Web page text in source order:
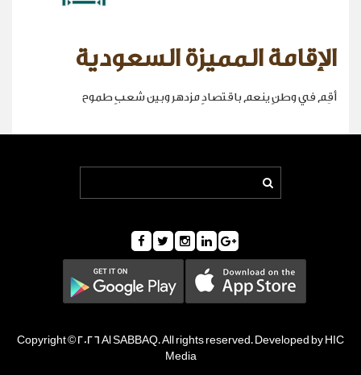
الإقامة المميزة السعودية
أقِم في وطنٍ ينعم باقتصادٍ مزدهر وبين شعبٍ طموح
Copyright © 2026 Al SABBAQ. All rights reserved. Developed by HIC
Media